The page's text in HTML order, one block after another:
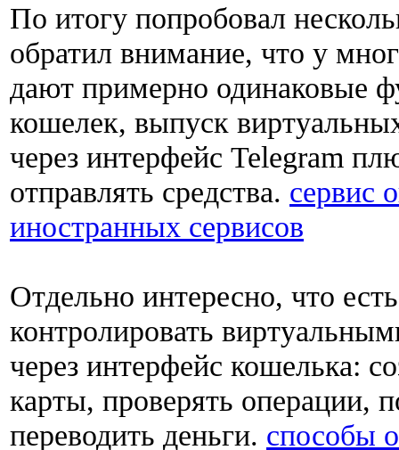
По итогу попробовал
обратил внимание, что у
дают примерно одинаковые
кошелек, выпуск
через интерфейс Telegram
отправлять средства. сервис
иностранных сервисов
Отдельно интересно, что
контролировать
через интерфейс кошелька:
карты, проверять операции,
переводить деньги. способы